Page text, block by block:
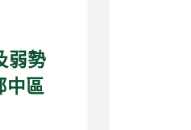
弱勢
中區